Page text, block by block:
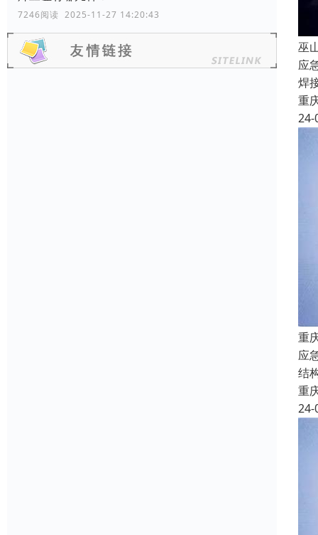
7246阅读 2025-11-27 14:20:43
巫
应
焊
重
24-
重
应
结
重
24-